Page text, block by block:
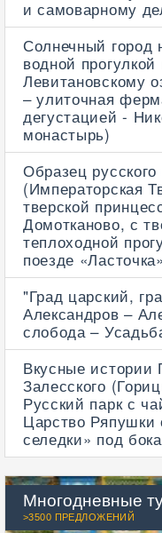
и самоварному
Солнечный город
водной прогулкой
Левитановскому
– улиточная
дегустацией -
монастырь)
Образец
(Императорская
тверской
Домотканово, с
теплоходной
поезде
"Град царский,
Александров –
слобода –
Вкусные истории
Залесского
Русский парк с
Царство Ряпушки
селедки» под
Многодневные
>3500 ПРЕДЛОЖЕНИЙ